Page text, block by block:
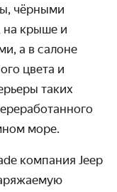
чёрными
на крыше и
а в салоне
цвета и
таких
море.
компания Jeep